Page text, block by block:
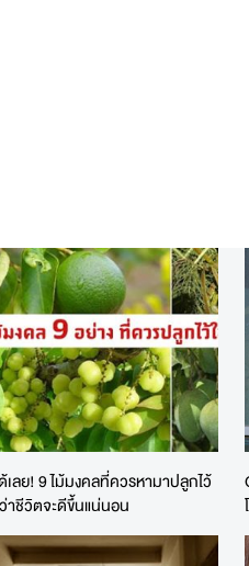
เลย! 9 ไม้มงคลที่ควรหามาปลูกไว้
าชีวิตจะดีขึ้นแน่นอน